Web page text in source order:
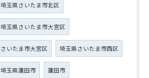
埼玉県さいたま市北区
埼玉県さいたま市大宮区
さいたま市大宮区 埼玉県さいたま市西区
埼玉県蓮田市 蓮田市